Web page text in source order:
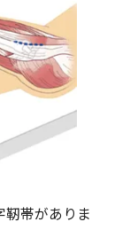
帯がありま